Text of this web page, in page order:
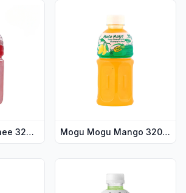
Mogu Mogu Lychee 320 ml Mogu Mogu Mango 320 ml DATOVARE
produktet "Mogu Mogu Grape 320 ml"
Vis flere detaljer for